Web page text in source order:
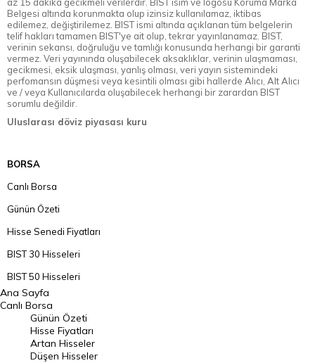
az 15 dakika gecikmeli verilerdir. BIST isim ve logosu Koruma Marka
Belgesi altında korunmakta olup izinsiz kullanılamaz, iktibas
edilemez, değiştirilemez. BIST ismi altında açıklanan tüm belgelerin
telif hakları tamamen BIST'ye ait olup, tekrar yayınlanamaz. BIST,
verinin sekansı, doğruluğu ve tamlığı konusunda herhangi bir garanti
vermez. Veri yayınında oluşabilecek aksaklıklar, verinin ulaşmaması,
gecikmesi, eksik ulaşması, yanlış olması, veri yayın sistemindeki
perfomansın düşmesi veya kesintili olması gibi hallerde Alıcı, Alt Alıcı
ve / veya Kullanıcılarda oluşabilecek herhangi bir zarardan BIST
sorumlu değildir.
Uluslarası döviz piyasası kuru
BORSA
Canlı Borsa
Günün Özeti
Hisse Senedi Fiyatları
BIST 30 Hisseleri
BIST 50 Hisseleri
BIST 100 Hisseleri
En Çok Artan Hisseler
En Çok Düşen Hisseler
Ana Sayfa
Canlı Borsa
Günün Özeti
Hisse Fiyatları
Artan Hisseler
Düşen Hisseler